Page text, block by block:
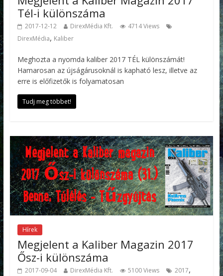
Tél-i különszáma
2017-12-12 DirexMédia Kft.
4714 Views
DirexMédia, Kaliber
Meghozta a nyomda kaliber 2017 TÉL különszámát!
Hamarosan az újságárusoknál is kapható lesz, illetve az
erre is előfizetők is folyamatosan
Tudj meg többet!
Hírek
Megjelent a Kaliber Magazin 2017
Ősz-i különszáma
2017-09-04 DirexMédia Kft. 5100 Views 2017,